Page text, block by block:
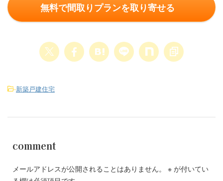
無料で間取りプランを取り寄せる
-新築戸建住宅
comment
メールアドレスが公開されることはありません。 ※ が付いてい